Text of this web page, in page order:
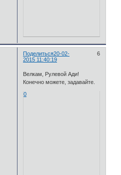
Поделиться 6
20-02-
2015 11:40:19
Велкам, Рулевой Ади!
Конечно можете, задавайте.
0